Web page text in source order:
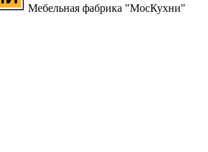
Мебельная фабрика "МосКухни"